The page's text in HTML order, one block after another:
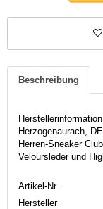
Beschreibung
Herzogenaurach,
Herren-Sneaker
Veloursleder und
Artikel-Nr.
Hersteller